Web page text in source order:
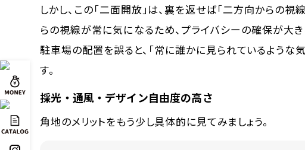
しかし、この「二面開放」は、裏を返せば「二方向からの
らの視線が常に気になるため、プライバシーの確保が大
駐車場の配置を誤ると、「常に誰かに見られているよう
す。
採光・通風・デザイン自由度の高さ
角地のメリットをもう少し具体的に見てみましょう。